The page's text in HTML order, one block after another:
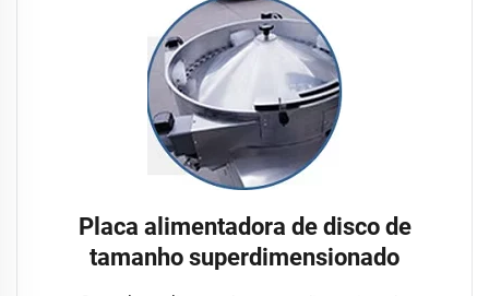
Placa alimentadora de disco de
tamanho superdimensionado